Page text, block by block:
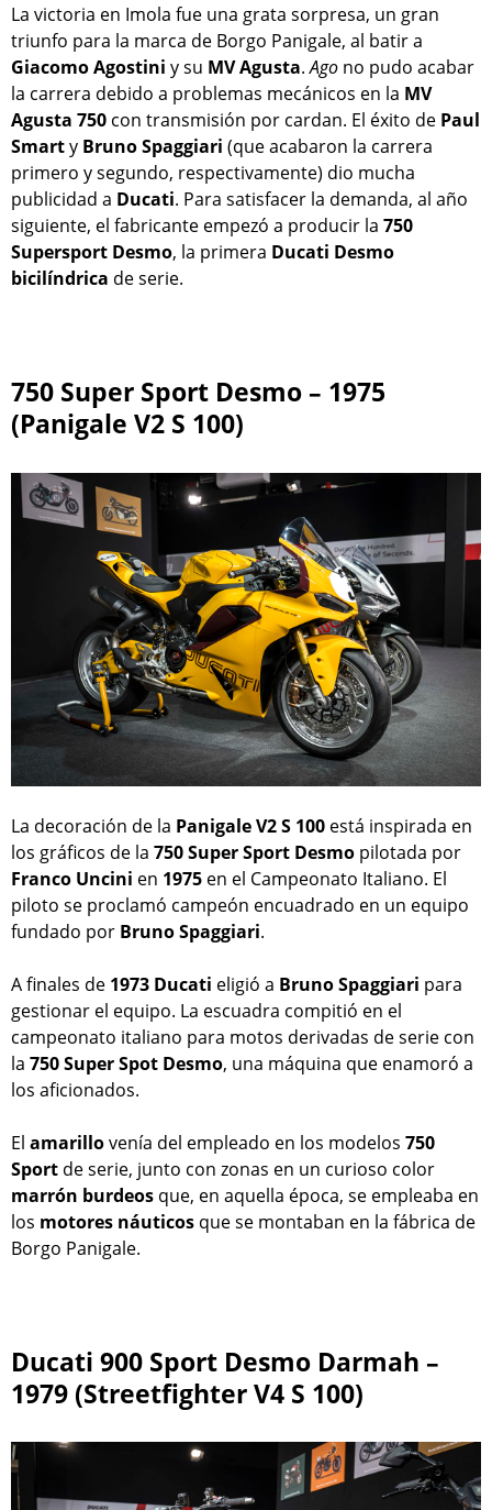
La victoria en Imola fue una grata sorpresa, un gran
triunfo para la marca de Borgo Panigale, al batir a
Giacomo Agostini y su MV Agusta.Ago no pudo acabar
la carrera debido a problemas mecánicos en la MV
Agusta 750 con transmisión por cardan. El éxito de Paul
Smarty Bruno Spaggiari (que acabaron la carrera
primero y segundo, respectivamente) dio mucha
publicidad a Ducati. Para satisfacer la demanda, al año
siguiente, el fabricante empezó a producir la 750
Supersport Desmo, la primera Ducati Desmo
bicilíndrica de serie.
750 Super Sport Desmo – 1975
(Panigale V2 S 100)
La decoración de la Panigale V2 S 100 está inspirada en
los gráficos de la 750 Super Sport Desmo pilotada por
Franco Uncini en 1975 en el Campeonato Italiano. El
piloto se proclamó campeón encuadrado en un equipo
fundado por Bruno Spaggiari.
A finales de 1973 Ducati eligió a Bruno Spaggiari para
gestionar el equipo. La escuadra compitió en el
campeonato italiano para motos derivadas de serie con
la 750 Super Spot Desmo, una máquina que enamoró a
los aficionados.
El amarillovenía del empleado en los modelos 750
Sport de serie, junto con zonas en un curioso color
marrón burdeos que, en aquella época, se empleaba en
los motores náuticos que se montaban en la fábrica de
Borgo Panigale.
Ducati 900 Sport Desmo Darmah –
1979 (Streetfighter V4 S 100)